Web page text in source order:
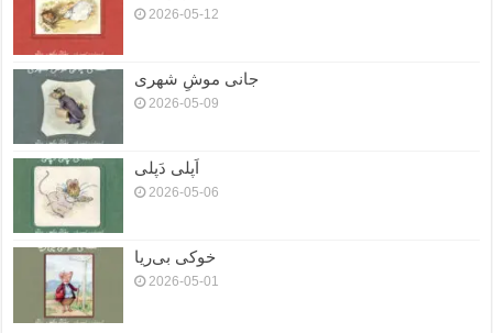
2026-05-12
جانی موشِ شهری
2026-05-09
اَپلی دَپلی
2026-05-06
خوکی بی‌ریا
2026-05-01